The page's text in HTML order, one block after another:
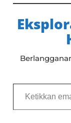
Ketikkan email Anda...